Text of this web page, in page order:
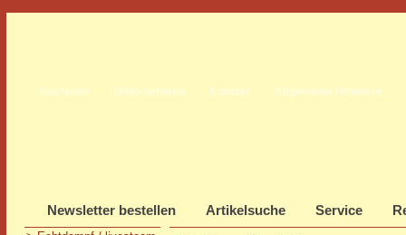
Startseite Unternehmen Kontakt Allgemeine Hinweise
Newsletter bestellen Artikelsuche Service